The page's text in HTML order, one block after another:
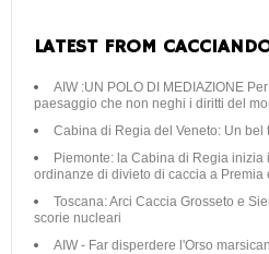
LATEST FROM
AIW :UN POLO DI MEDIAZIONE
paesaggio che non neghi i diritti del
Cabina di Regia del Veneto: Un
Piemonte: la Cabina di Regia
ordinanze di divieto di caccia a Premia
Toscana: Arci Caccia Grosseto e
scorie nucleari
AIW - Far disperdere l'Orso